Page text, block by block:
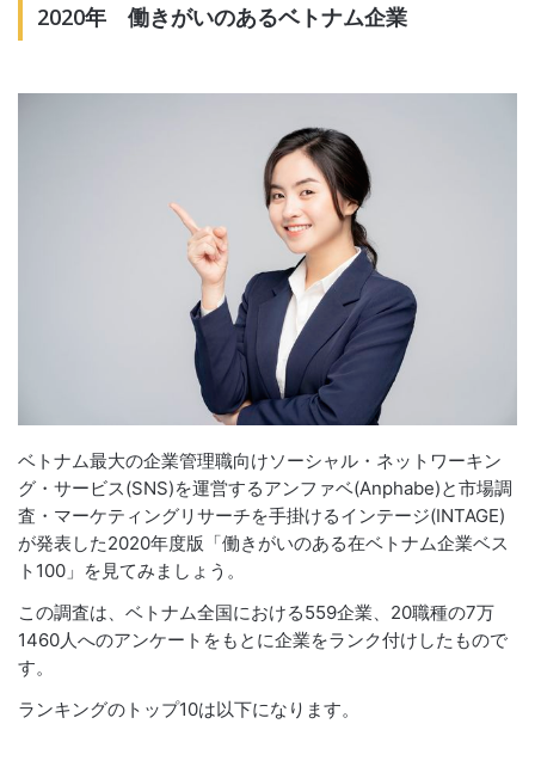
2020年 働きがいのあるベトナム企業
ベトナム最大の企業管理職向けソーシャル・ネットワーキン
グ・サービス(SNS)を運営するアンファベ(Anphabe)と市場調
査・マーケティングリサーチを手掛けるインテージ(INTAGE)
が発表した2020年度版「働きがいのある在ベトナム企業ベス
ト100」を見てみましょう。
この調査は、ベトナム全国における559企業、20職種の7万
1460人へのアンケートをもとに企業をランク付けしたもので
す。
ランキングのトップ10は以下になります。